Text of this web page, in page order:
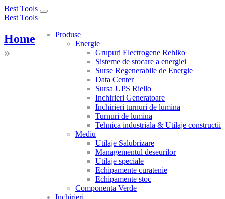
Best Tools
Toggle
Best Tools
Produse
Energie
Grupuri Electrogene Rehlko
Sisteme de stocare a energiei
Surse Regenerabile de Energie
Data Center
Sursa UPS Riello
Inchirieri Generatoare
Inchirieri turnuri de lumina
Turnuri de lumina
Tehnica industriala & Utilaje constructii
Mediu
Utilaje Salubrizare
Managementul deseurilor
Utilaje speciale
Echipamente curatenie
Echipamente stoc
Componenta Verde
Inchirieri
Home
»